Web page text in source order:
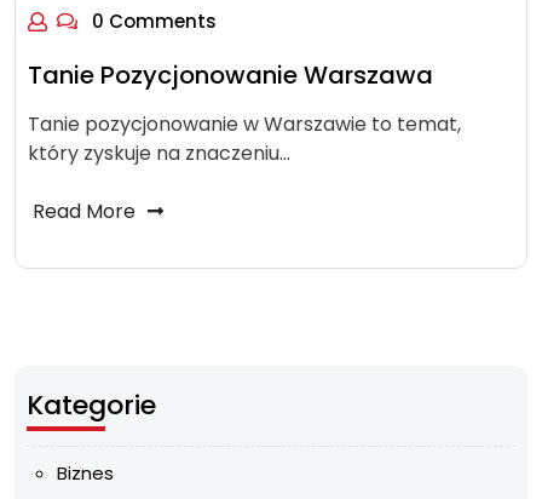
0 Comments
Tanie Pozycjonowanie Warszawa
Tanie pozycjonowanie w Warszawie to temat,
który zyskuje na znaczeniu…
Read More
Kategorie
Biznes